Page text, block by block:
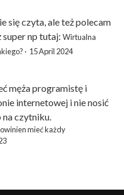
się czyta, ale też polecam
np tutaj: Wirtualna
· 15 April 2024
męża programistę i
internetowej i nie nosić
na czytniku.
mieć każdy